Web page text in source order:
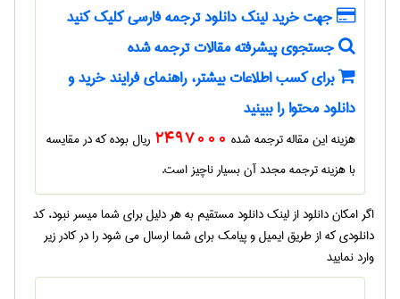
جهت خرید لینک دانلود ترجمه فارسی کلیک کنید
جستجوی پیشرفته مقالات ترجمه شده
برای کسب اطلاعات بیشتر، راهنمای فرایند خرید و
دانلود محتوا را ببینید
هزینه این مقاله ترجمه شده 2497000 ریال بوده که در مقایسه
با هزینه ترجمه مجدد آن بسیار ناچیز است.
اگر امکان دانلود از لینک دانلود مستقیم به هر دلیل برای شما میسر نبود، کد
دانلودی که از طریق ایمیل و پیامک برای شما ارسال می شود را در کادر زیر
وارد نمایید